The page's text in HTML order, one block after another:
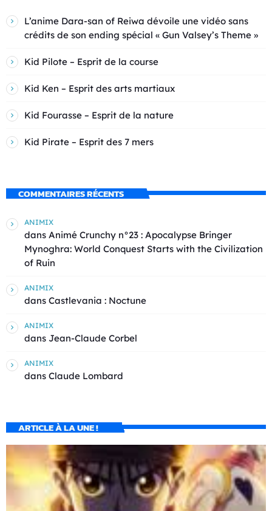
L’anime Dara-san of Reiwa dévoile une vidéo sans
crédits de son ending spécial « Gun Valsey’s Theme »
Kid Pilote – Esprit de la course
Kid Ken – Esprit des arts martiaux
Kid Fourasse – Esprit de la nature
Kid Pirate – Esprit des 7 mers
COMMENTAIRES RÉCENTS
ANIMIX
dans Animé Crunchy n°23 : Apocalypse Bringer
Mynoghra: World Conquest Starts with the Civilization
of Ruin
ANIMIX
dans Castlevania : Noctune
ANIMIX
dans Jean-Claude Corbel
ANIMIX
dans Claude Lombard
ARTICLE À LA UNE !